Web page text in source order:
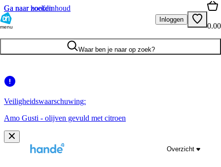
Ga naar hoofdinhoud
Ga naar zoeken
menu
Inloggen
0.00
Waar ben je naar op zoek?
Veiligheidswaarschuwing:
Amo Gusti - olijven gevuld met citroen
Overzicht